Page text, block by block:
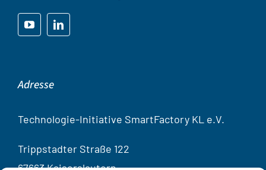
Adresse
Technologie-Initiative SmartFactory KL e.V.
Trippstadter Straße 122